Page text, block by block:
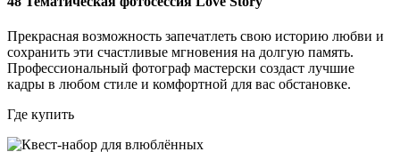
Прекрасная возможность запечатлеть свою историю любви и
сохранить эти счастливые мгновения на долгую память.
Профессиональный фотограф мастерски создаст лучшие
кадры в любом стиле и комфортной для вас обстановке.
Где купить